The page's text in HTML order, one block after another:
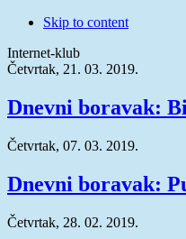
Skip to content
Internet-klub
Četvrtak, 21. 03. 2019.
Dnevni boravak:
Četvrtak, 07. 03. 2019.
Dnevni boravak:
Četvrtak, 28. 02. 2019.